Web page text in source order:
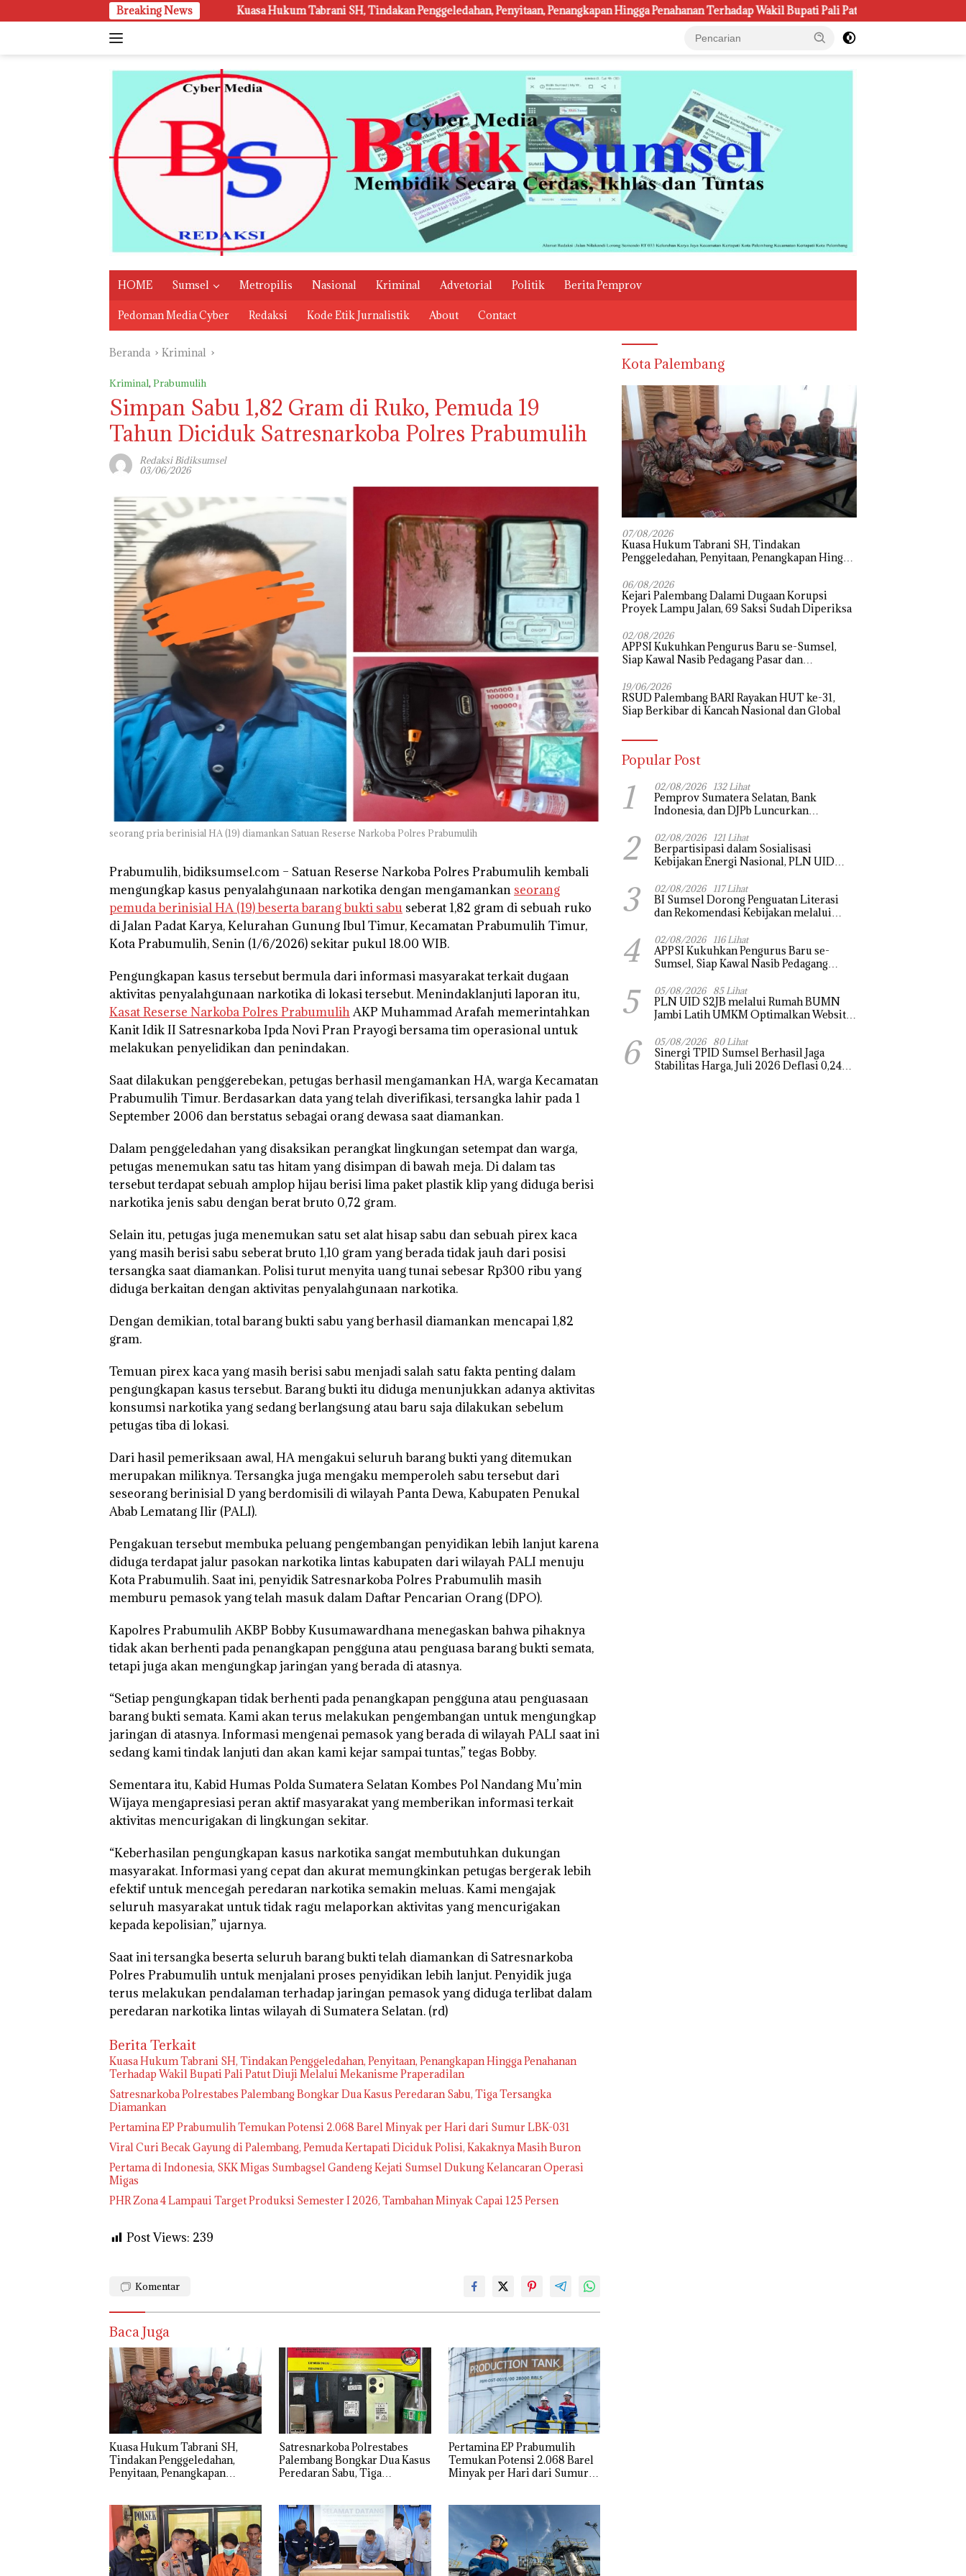
ke
Breaking News
‎Kuasa Hukum Tabrani SH, Tindakan Penggeledahan, Penyitaan, Penangkapan Hingga Penahanan Terhadap Wakil Bupati Pali Patut Diuji Melalui Mekanisme Praperadilan
HOME Sumsel Metropilis Nasional Kriminal Advetorial Politik Berita Pemprov
Pedoman Media Cyber Redaksi Kode Etik Jurnalistik About Contact
Beranda Kriminal
Kriminal, Prabumulih
Simpan Sabu 1,82 Gram di Ruko, Pemuda 19
Tahun Diciduk Satresnarkoba Polres Prabumulih
Redaksi Bidiksumsel
03/06/2026
seorang pria berinisial HA (19) diamankan Satuan Reserse Narkoba Polres Prabumulih
Prabumulih, bidiksumsel.com – Satuan Reserse Narkoba Polres Prabumulih kembali
mengungkap kasus penyalahgunaan narkotika dengan mengamankan seorang
pemuda berinisial HA (19) beserta barang bukti sabu seberat 1,82 gram di sebuah ruko
di Jalan Padat Karya, Kelurahan Gunung Ibul Timur, Kecamatan Prabumulih Timur,
Kota Prabumulih, Senin (1/6/2026) sekitar pukul 18.00 WIB.
Pengungkapan kasus tersebut bermula dari informasi masyarakat terkait dugaan
aktivitas penyalahgunaan narkotika di lokasi tersebut. Menindaklanjuti laporan itu,
Kasat Reserse Narkoba Polres PrabumulihAKP Muhammad Arafah memerintahkan
Kanit Idik II Satresnarkoba Ipda Novi Pran Prayogi bersama tim operasional untuk
melakukan penyelidikan dan penindakan.
Saat dilakukan penggerebekan, petugas berhasil mengamankan HA, warga Kecamatan
Prabumulih Timur. Berdasarkan data yang telah diverifikasi, tersangka lahir pada 1
September 2006 dan berstatus sebagai orang dewasa saat diamankan.
Dalam penggeledahan yang disaksikan perangkat lingkungan setempat dan warga,
petugas menemukan satu tas hitam yang disimpan di bawah meja. Di dalam tas
tersebut terdapat sebuah amplop hijau berisi lima paket plastik klip yang diduga berisi
narkotika jenis sabu dengan berat bruto 0,72 gram.
Selain itu, petugas juga menemukan satu set alat hisap sabu dan sebuah pirex kaca
yang masih berisi sabu seberat bruto 1,10 gram yang berada tidak jauh dari posisi
tersangka saat diamankan. Polisi turut menyita uang tunai sebesar Rp300 ribu yang
diduga berkaitan dengan aktivitas penyalahgunaan narkotika.
Dengan demikian, total barang bukti sabu yang berhasil diamankan mencapai 1,82
gram.
Temuan pirex kaca yang masih berisi sabu menjadi salah satu fakta penting dalam
pengungkapan kasus tersebut. Barang bukti itu diduga menunjukkan adanya aktivitas
konsumsi narkotika yang sedang berlangsung atau baru saja dilakukan sebelum
petugas tiba di lokasi.
Dari hasil pemeriksaan awal, HA mengakui seluruh barang bukti yang ditemukan
merupakan miliknya. Tersangka juga mengaku memperoleh sabu tersebut dari
seseorang berinisial D yang berdomisili di wilayah Panta Dewa, Kabupaten Penukal
Abab Lematang Ilir (PALI).
Pengakuan tersebut membuka peluang pengembangan penyidikan lebih lanjut karena
diduga terdapat jalur pasokan narkotika lintas kabupaten dari wilayah PALI menuju
Kota Prabumulih. Saat ini, penyidik Satresnarkoba Polres Prabumulih masih
memburu pemasok yang telah masuk dalam Daftar Pencarian Orang (DPO).
Kapolres Prabumulih AKBP Bobby Kusumawardhana menegaskan bahwa pihaknya
tidak akan berhenti pada penangkapan pengguna atau penguasa barang bukti semata,
tetapi juga akan mengungkap jaringan yang berada di atasnya.
“Setiap pengungkapan tidak berhenti pada penangkapan pengguna atau penguasaan
barang bukti semata. Kami akan terus melakukan pengembangan untuk mengungkap
jaringan di atasnya. Informasi mengenai pemasok yang berada di wilayah PALI saat ini
sedang kami tindak lanjuti dan akan kami kejar sampai tuntas,” tegas Bobby.
Sementara itu, Kabid Humas Polda Sumatera Selatan Kombes Pol Nandang Mu’min
Wijaya mengapresiasi peran aktif masyarakat yang memberikan informasi terkait
aktivitas mencurigakan di lingkungan sekitar.
“Keberhasilan pengungkapan kasus narkotika sangat membutuhkan dukungan
masyarakat. Informasi yang cepat dan akurat memungkinkan petugas bergerak lebih
efektif untuk mencegah peredaran narkotika semakin meluas. Kami mengajak
seluruh masyarakat untuk tidak ragu melaporkan aktivitas yang mencurigakan
kepada kepolisian,” ujarnya.
Saat ini tersangka beserta seluruh barang bukti telah diamankan di Satresnarkoba
Polres Prabumulih untuk menjalani proses penyidikan lebih lanjut. Penyidik juga
terus melakukan pendalaman terhadap jaringan pemasok yang diduga terlibat dalam
peredaran narkotika lintas wilayah di Sumatera Selatan. (rd)
Berita Terkait
‎Kuasa Hukum Tabrani SH, Tindakan Penggeledahan, Penyitaan, Penangkapan Hingga Penahanan
Terhadap Wakil Bupati Pali Patut Diuji Melalui Mekanisme Praperadilan
Satresnarkoba Polrestabes Palembang Bongkar Dua Kasus Peredaran Sabu, Tiga Tersangka
Diamankan
Pertamina EP Prabumulih Temukan Potensi 2.068 Barel Minyak per Hari dari Sumur LBK-031
Viral Curi Becak Gayung di Palembang, Pemuda Kertapati Diciduk Polisi, Kakaknya Masih Buron
Pertama di Indonesia, SKK Migas Sumbagsel Gandeng Kejati Sumsel Dukung Kelancaran Operasi
Migas
PHR Zona 4 Lampaui Target Produksi Semester I 2026, Tambahan Minyak Capai 125 Persen
Post Views: 239
Komentar
Baca Juga
‎Kuasa Hukum Tabrani SH,
Tindakan Penggeledahan,
Penyitaan, Penangkapan
Melalui Mekanisme
Praperadilan
Satresnarkoba Polrestabes
Palembang Bongkar Dua Kasus
Peredaran Sabu, Tiga
Pertamina EP Prabumulih
Temukan Potensi 2.068 Barel
Minyak per Hari dari Sumur
Kota Palembang
07/08/2026
‎Kuasa Hukum Tabrani SH, Tindakan
Penggeledahan, Penyitaan, Penangkapan Hingga
Diuji Melalui Mekanisme Praperadilan
06/08/2026
Kejari Palembang Dalami Dugaan Korupsi
Proyek Lampu Jalan, 69 Saksi Sudah Diperiksa
02/08/2026
APPSI Kukuhkan Pengurus Baru se-Sumsel,
Siap Kawal Nasib Pedagang Pasar dan
19/06/2026
RSUD Palembang BARI Rayakan HUT ke-31,
Siap Berkibar di Kancah Nasional dan Global
Popular Post
1 02/08/2026 132 Lihat
Pemprov Sumatera Selatan, Bank
Indonesia, dan DJPb Luncurkan
untuk Perkuat Ketahanan Pangan dan
Pengendalian Inflasi
2 02/08/2026 121 Lihat
Berpartisipasi dalam Sosialisasi
Kebijakan Energi Nasional, PLN UID
Listrik
3 02/08/2026 117 Lihat
BI Sumsel Dorong Penguatan Literasi
dan Rekomendasi Kebijakan melalui
Essay 3rd Sriwijaya Economic Forum
2026
4 02/08/2026 116 Lihat
APPSI Kukuhkan Pengurus Baru se-
Sumsel, Siap Kawal Nasib Pedagang
Tradisional
5 05/08/2026 85 Lihat
PLN UID S2JB melalui Rumah BUMN
Jambi Latih UMKM Optimalkan Website
6 05/08/2026 80 Lihat
Sinergi TPID Sumsel Berhasil Jaga
Stabilitas Harga, Juli 2026 Deflasi 0,24